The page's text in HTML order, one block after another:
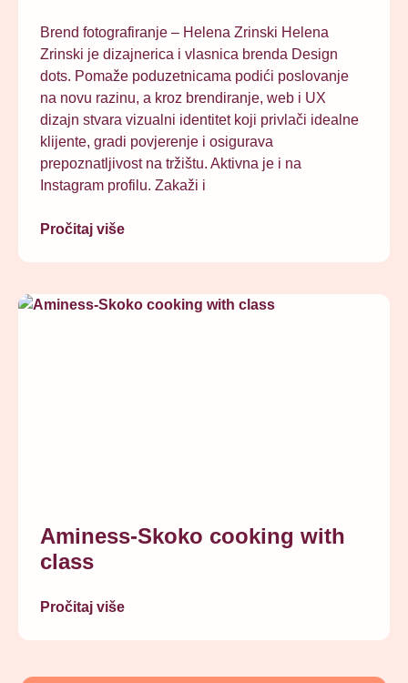
Brend fotografiranje – Helena Zrinski Helena
Zrinski je dizajnerica i vlasnica brenda Design
dots. Pomaže poduzetnicama podići poslovanje
na novu razinu, a kroz brendiranje, web i UX
dizajn stvara vizualni identitet koji privlači idealne
klijente, gradi povjerenje i osigurava
prepoznatljivost na tržištu. Aktivna je i na
Instagram profilu. Zakaži i
Pročitaj više
Aminess-Skoko cooking with
class
Pročitaj više